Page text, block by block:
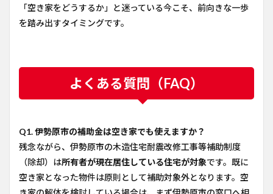
「空き家をどうするか」と迷っている今こそ、前向きな一歩
を踏み出すタイミングです。
よくある質問（FAQ）
Q1. 伊勢原市の補助金は空き家でも使えますか？
残念ながら、伊勢原市の木造住宅耐震改修工事等補助制度
（除却）は所有者が現在居住している住宅が対象です。既に
空き家となった物件は原則として補助対象外となります。空